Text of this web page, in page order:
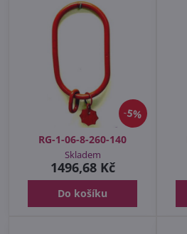
5%
RG-1-06-8-260-140
Skladem
1496,68 Kč
Do košíku